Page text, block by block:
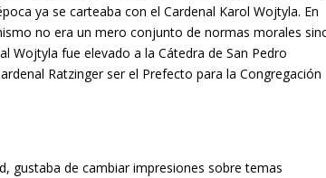
ya se carteaba con el Cardenal Karol Wojtyla. En
no era un mero conjunto de normas morales
Wojtyla fue elevado a la Cátedra de San Pedro
Ratzinger ser el Prefecto para la Congregación
gustaba de cambiar impresiones sobre temas